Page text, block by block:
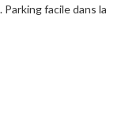
facile dans la